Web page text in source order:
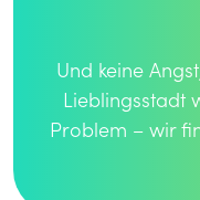
Und keine
Lieblingsstadt
Problem – wir